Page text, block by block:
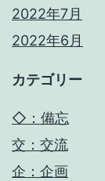
2022年7月
2022年6月
カテゴリー
◇：備忘
交：交流
企：企画